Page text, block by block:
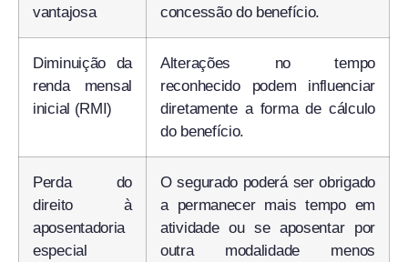
vantajosa
concessão do benefício.
Diminuição da
renda mensal
inicial (RMI)
Alterações no tempo
reconhecido podem influenciar
diretamente a forma de cálculo
do benefício.
Perda do
direito à
aposentadoria
especial
O segurado poderá ser obrigado
a permanecer mais tempo em
atividade ou se aposentar por
outra modalidade menos